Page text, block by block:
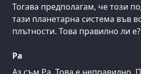
Тогава предполагам, че този
тази планетарна система във
плътности. Това правилно ли е?
Ра